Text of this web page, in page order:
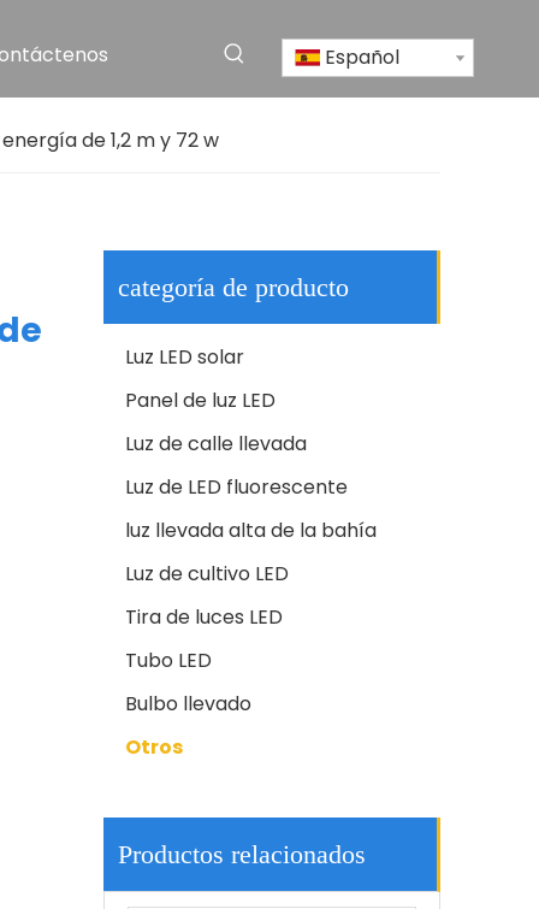
Español
de 1,2 m y 72 w
categoría de producto
Luz LED solar
Panel de luz LED
Luz de calle llevada
Luz de LED fluorescente
luz llevada alta de la bahía
Luz de cultivo LED
Tira de luces LED
Tubo LED
Bulbo llevado
Otros
Productos relacionados
Luz de calle LED solar de aluminio impermeable al aire libre IP65 de alta calidad